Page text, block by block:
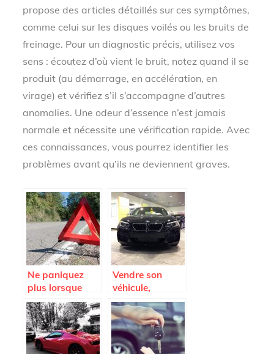
propose des articles détaillés sur ces symptômes,
comme celui sur les disques voilés ou les bruits de
freinage. Pour un diagnostic précis, utilisez vos
sens : écoutez d’où vient le bruit, notez quand il se
produit (au démarrage, en accélération, en
virage) et vérifiez s’il s’accompagne d’autres
anomalies. Une odeur d’essence n’est jamais
normale et nécessite une vérification rapide. Avec
ces connaissances, vous pourrez identifier les
problèmes avant qu’ils ne deviennent graves.
Ne paniquez
plus lorsque
vous tombez en
panne; appelez
la fourrière
Vendre son
véhicule,
comment faire ?